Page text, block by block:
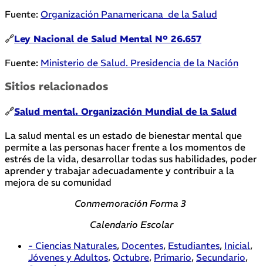
Fuente: Organización Panamericana de la Salud
🔗Ley Nacional de Salud Mental Nº 26.657
Fuente: Ministerio de Salud. Presidencia de la Nación
Sitios relacionados
🔗Salud mental. Organización Mundial de la Salud
La salud mental es un estado de bienestar mental que
permite a las personas hacer frente a los momentos de
estrés de la vida, desarrollar todas sus habilidades, poder
aprender y trabajar adecuadamente y contribuir a la
mejora de su comunidad
Conmemoración Forma 3
Calendario Escolar
- Ciencias Naturales, Docentes, Estudiantes, Inicial,
Jóvenes y Adultos, Octubre, Primario, Secundario,